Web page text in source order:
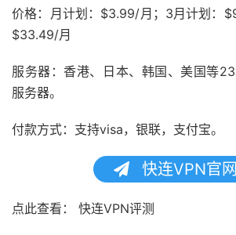
价格：月计划：$3.99/月；3月计划：
$33.49/月
服务器：香港、日本、韩国、美国等
服务器。
付款方式：支持visa，银联，支付宝。
快连VPN官网
点此查看： 快连VPN评测